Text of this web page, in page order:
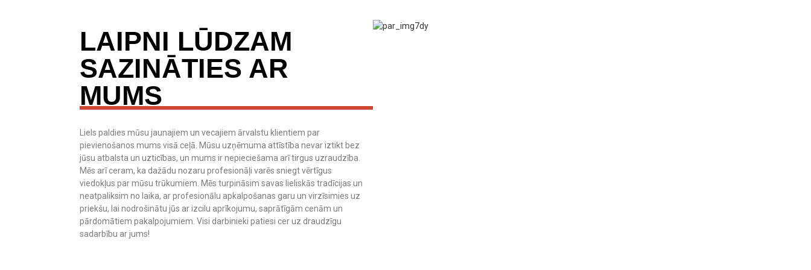
LAIPNI LŪDZAM
SAZINĀTIES AR
MUMS
Liels paldies mūsu jaunajiem un vecajiem ārvalstu klientiem par
pievienošanos mums visā ceļā. Mūsu uzņēmuma attīstība nevar iztikt bez
jūsu atbalsta un uzticības, un mums ir nepieciešama arī tirgus uzraudzība.
Mēs arī ceram, ka dažādu nozaru profesionāļi varēs sniegt vērtīgus
viedokļus par mūsu trūkumiem. Mēs turpināsim savas lieliskās tradīcijas un
neatpaliksim no laika, ar profesionālu apkalpošanas garu un virzīsimies uz
priekšu, lai nodrošinātu jūs ar izcilu aprīkojumu, saprātīgām cenām un
pārdomātiem pakalpojumiem. Visi darbinieki patiesi cer uz draudzīgu
sadarbību ar jums!